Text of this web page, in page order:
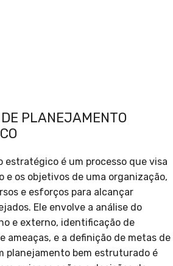
PLANEJAMENTO
estratégico é um processo que visa
e os objetivos de uma organização,
e esforços para alcançar
Ele envolve a análise do
e externo, identificação de
ameaças, e a definição de metas de
planejamento bem estruturado é